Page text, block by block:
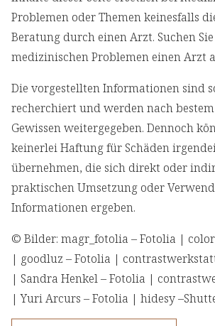
Problemen oder Themen keinesfalls
Beratung durch einen Arzt. Suchen
medizinischen Problemen einen Arzt
Die vorgestellten Informationen sind
recherchiert und werden nach
Gewissen weitergegeben. Dennoch
keinerlei Haftung für Schäden
übernehmen, die sich direkt oder
praktischen Umsetzung oder
Informationen ergeben.
© Bilder: magr_fotolia – Fotolia |
| goodluz – Fotolia |
| Sandra Henkel – Fotolia |
| Yuri Arcurs – Fotolia | hidesy